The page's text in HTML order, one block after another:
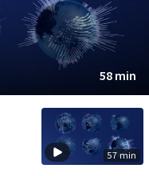
58 min
57 min